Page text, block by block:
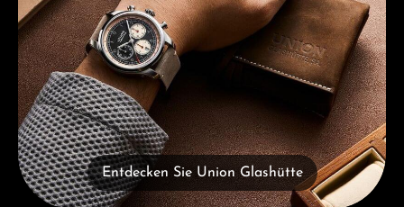
Entdecken Sie Union Glashütte